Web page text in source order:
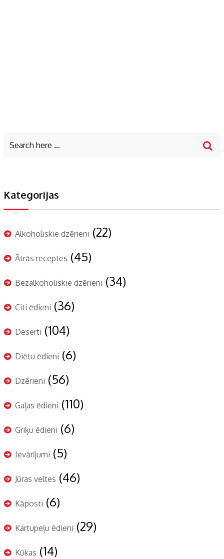
Kategorijas
Alkoholiskie dzērieni (22)
Ātrās receptes (45)
Bezalkoholiskie dzērieni (34)
Citi ēdieni (36)
Deserti (104)
Diētu ēdieni (6)
Dzērieni (56)
Gaļas ēdieni (110)
Griķu ēdieni (6)
Ievārījumi (5)
Jūras veltes (46)
Kāposti (6)
Kartupeļu ēdieni (29)
Kūkas (14)